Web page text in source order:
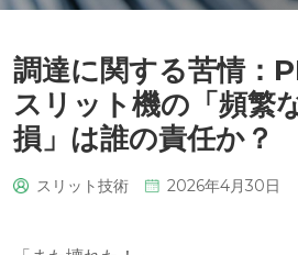
調達に関する苦情：
スリット機の「頻繁
損」は誰の責任か？
スリット技術 2026年4月30日